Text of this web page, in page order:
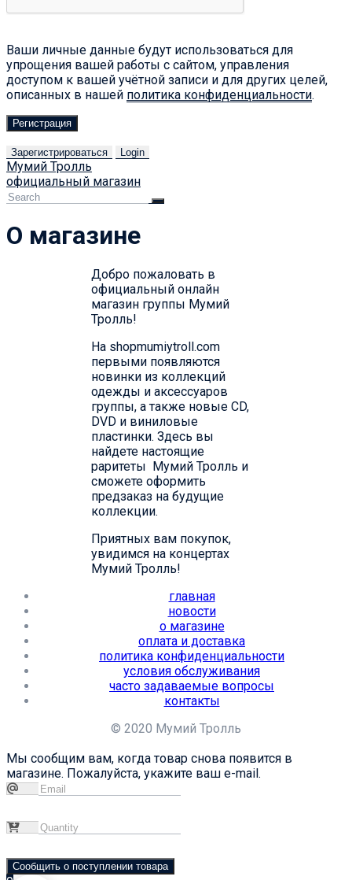
Ваши личные данные будут использоваться для
упрощения вашей работы с сайтом, управления
доступом к вашей учётной записи и для других целей,
описанных в нашей политика конфиденциальности.
Регистрация
Зарегистрироваться Login
Мумий Тролль
официальный магазин
О магазине
Добро пожаловать в
официальный онлайн
магазин группы Мумий
Тролль!
На shopmumiytroll.com
первыми появляются
новинки из коллекций
одежды и аксессуаров
группы, а также новые CD,
DVD и виниловые
пластинки. Здесь вы
найдете настоящие
раритеты Мумий Тролль и
сможете оформить
предзаказ на будущие
коллекции.
Приятных вам покупок,
увидимся на концертах
Мумий Тролль!
главная
новости
о магазине
оплата и доставка
политика конфиденциальности
условия обслуживания
часто задаваемые вопросы
контакты
© 2020 Мумий Тролль
Мы сообщим вам, когда товар снова появится в
магазине. Пожалуйста, укажите ваш e-mail.
Сообщить о поступлении товара